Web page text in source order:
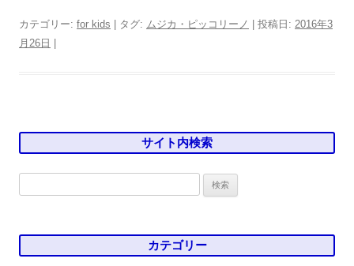
カテゴリー: for kids | タグ: ムジカ・ピッコリーノ | 投稿日: 2016年3
月26日
サイト内検索
カテゴリー